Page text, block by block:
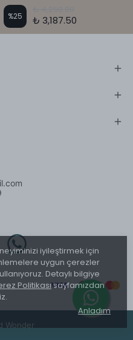
iyileştirmek için
uygun çerezler
Detaylı bilgiye
Politikasısayfamızdan
Anladım
%25 ₺ 3,187.50
Wonder